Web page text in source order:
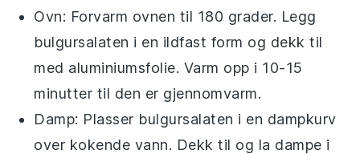
Ovn: Forvarm ovnen til 180 grader. Legg
bulgursalaten i en ildfast form og dekk til
med aluminiumsfolie. Varm opp i 10-15
minutter til den er gjennomvarm.
Damp: Plasser bulgursalaten i en dampkurv
over kokende vann. Dekk til og la dampe i